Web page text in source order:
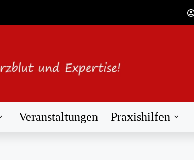
Veranstaltungen Praxishilfen